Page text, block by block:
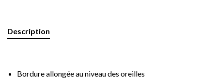
Description
Bordure allongée au niveau des oreilles